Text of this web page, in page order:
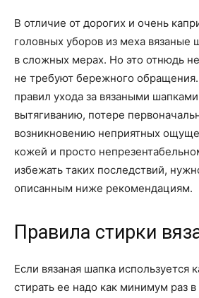
В отличие от дорогих и очень
головных уборов из меха вязаные
в сложных мерах. Но это отнюдь
не требуют бережного
правил ухода за вязаными
вытягиванию, потере
возникновению неприятных
кожей и просто
избежать таких последствий,
описанным ниже рекомендациям.
Правила стирки
Если вязаная шапка используется
стирать ее надо как минимум раз